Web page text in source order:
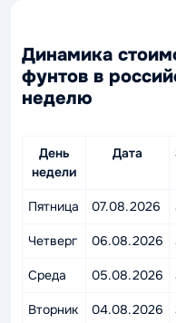
Динамика
фунтов в
неделю
День
недели
Дата
Пятница 07.08.2026
Четверг 06.08.2026
Среда 05.08.2026
Вторник 04.08.2026